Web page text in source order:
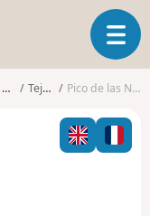
T
o
l
n
Tejeda Pico de las Nieves